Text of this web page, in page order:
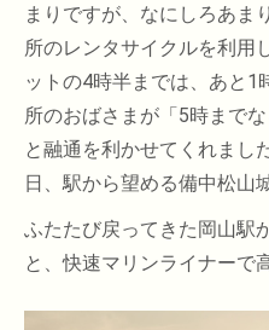
まりですが、なにしろあま
所のレンタサイクルを利用
ットの4時半までは、あと1
所のおばさまが「5時まで
と融通を利かせてくれまし
日、駅から望める備中松山
ふたたび戻ってきた岡山駅
と、快速マリンライナーで